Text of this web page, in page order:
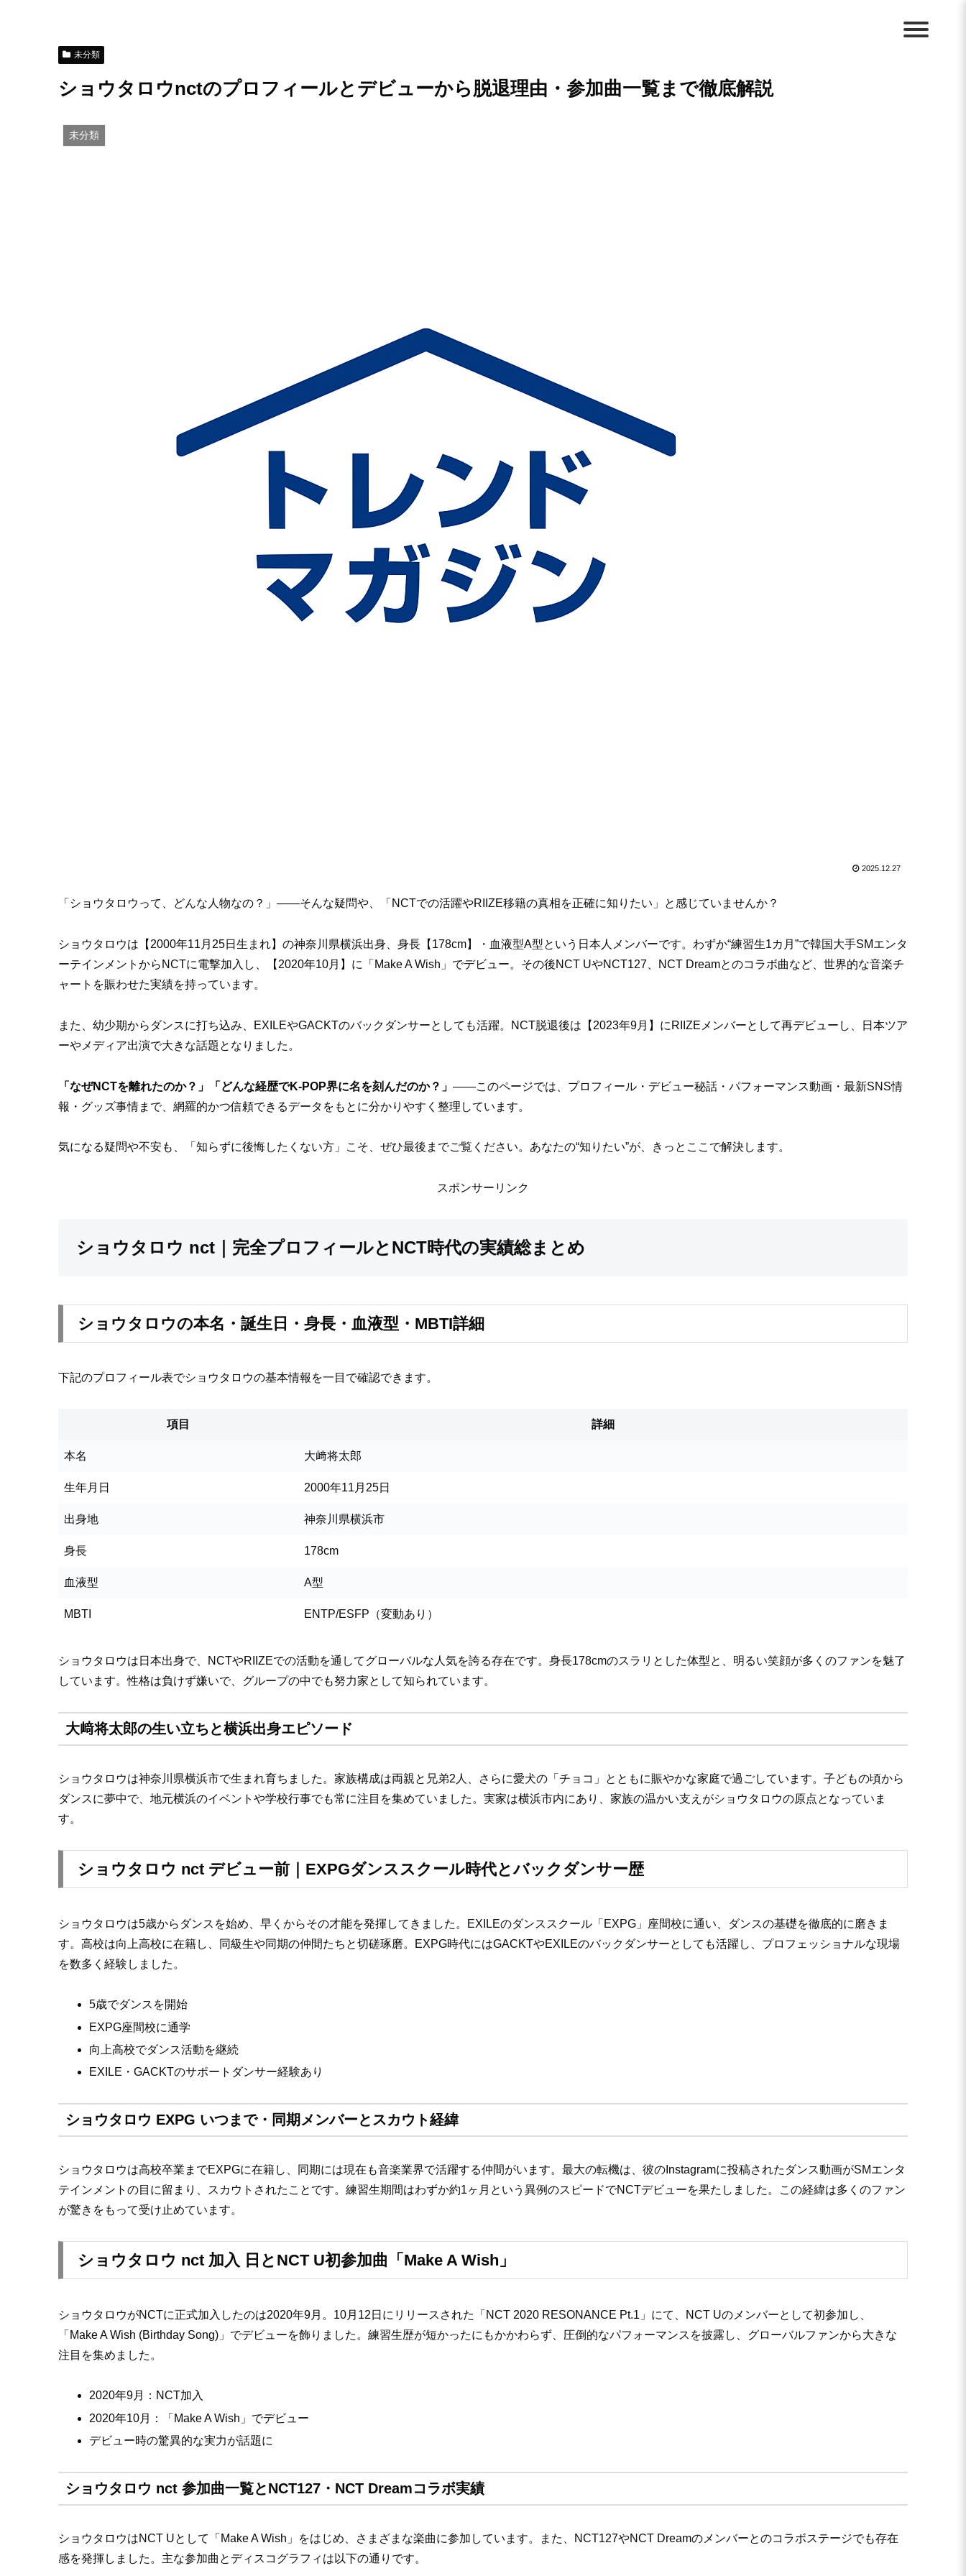
未分類
ショウタロウnctのプロフィールとデビューから脱退理由・参加曲一覧まで徹底解説
未分類
2025.12.27
「ショウタロウって、どんな人物なの？」――そんな疑問や、「NCTでの活躍やRIIZE移籍の真相を正確に知りたい」と感じていませんか？
ショウタロウは【2000年11月25日生まれ】の神奈川県横浜出身、身長【178cm】・血液型A型という日本人メンバーです。わずか“練習生1カ月”で韓国大手SMエンタ
ーテインメントからNCTに電撃加入し、【2020年10月】に「Make A Wish」でデビュー。その後NCT UやNCT127、NCT Dreamとのコラボ曲など、世界的な音楽チ
ャートを賑わせた実績を持っています。
また、幼少期からダンスに打ち込み、EXILEやGACKTのバックダンサーとしても活躍。NCT脱退後は【2023年9月】にRIIZEメンバーとして再デビューし、日本ツア
ーやメディア出演で大きな話題となりました。
「なぜNCTを離れたのか？」「どんな経歴でK-POP界に名を刻んだのか？」 ――このページでは、プロフィール・デビュー秘話・パフォーマンス動画・最新SNS情
報・グッズ事情まで、網羅的かつ信頼できるデータをもとに分かりやすく整理しています。
気になる疑問や不安も、「知らずに後悔したくない方」こそ、ぜひ最後までご覧ください。あなたの“知りたい”が、きっとここで解決します。
スポンサーリンク
ショウタロウ nct｜完全プロフィールとNCT時代の実績総まとめ
ショウタロウの本名・誕生日・身長・血液型・MBTI詳細
下記のプロフィール表でショウタロウの基本情報を一目で確認できます。
項目 詳細
本名 大﨑将太郎
生年月日 2000年11月25日
出身地 神奈川県横浜市
身長 178cm
血液型 A型
MBTI ENTP/ESFP（変動あり）
ショウタロウは日本出身で、NCTやRIIZEでの活動を通してグローバルな人気を誇る存在です。身長178cmのスラリとした体型と、明るい笑顔が多くのファンを魅了
しています。性格は負けず嫌いで、グループの中でも努力家として知られています。
大﨑将太郎の生い立ちと横浜出身エピソード
ショウタロウは神奈川県横浜市で生まれ育ちました。家族構成は両親と兄弟2人、さらに愛犬の「チョコ」とともに賑やかな家庭で過ごしています。子どもの頃から
ダンスに夢中で、地元横浜のイベントや学校行事でも常に注目を集めていました。実家は横浜市内にあり、家族の温かい支えがショウタロウの原点となっていま
す。
ショウタロウ nct デビュー前｜EXPGダンススクール時代とバックダンサー歴
ショウタロウは5歳からダンスを始め、早くからその才能を発揮してきました。EXILEのダンススクール「EXPG」座間校に通い、ダンスの基礎を徹底的に磨きま
す。高校は向上高校に在籍し、同級生や同期の仲間たちと切磋琢磨。EXPG時代にはGACKTやEXILEのバックダンサーとしても活躍し、プロフェッショナルな現場
を数多く経験しました。
5歳でダンスを開始
EXPG座間校に通学
向上高校でダンス活動を継続
EXILE・GACKTのサポートダンサー経験あり
ショウタロウ EXPG いつまで・同期メンバーとスカウト経緯
ショウタロウは高校卒業までEXPGに在籍し、同期には現在も音楽業界で活躍する仲間がいます。最大の転機は、彼のInstagramに投稿されたダンス動画がSMエンタ
テインメントの目に留まり、スカウトされたことです。練習生期間はわずか約1ヶ月という異例のスピードでNCTデビューを果たしました。この経緯は多くのファン
が驚きをもって受け止めています。
ショウタロウ nct 加入 日とNCT U初参加曲「Make A Wish」
ショウタロウがNCTに正式加入したのは2020年9月。10月12日にリリースされた「NCT 2020 RESONANCE Pt.1」にて、NCT Uのメンバーとして初参加し、
「Make A Wish (Birthday Song)」でデビューを飾りました。練習生歴が短かったにもかかわらず、圧倒的なパフォーマンスを披露し、グローバルファンから大きな
注目を集めました。
2020年9月：NCT加入
2020年10月：「Make A Wish」でデビュー
デビュー時の驚異的な実力が話題に
ショウタロウ nct 参加曲一覧とNCT127・NCT Dreamコラボ実績
ショウタロウはNCT Uとして「Make A Wish」をはじめ、さまざまな楽曲に参加しています。また、NCT127やNCT Dreamのメンバーとのコラボステージでも存在
感を発揮しました。主な参加曲とディスコグラフィは以下の通りです。